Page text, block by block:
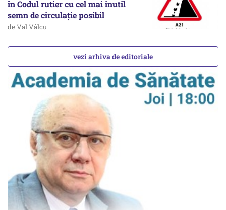
în Codul rutier cu cel mai inutil
semn de circulație posibil
de Val Vâlcu
vezi arhiva de editoriale